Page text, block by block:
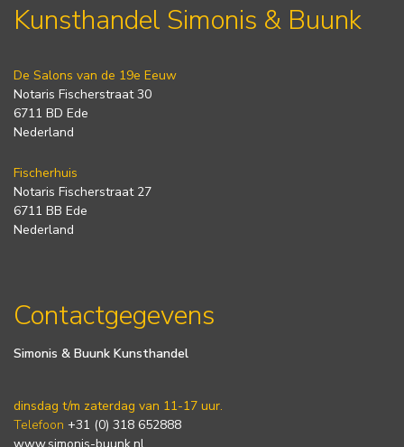
Kunsthandel Simonis & Buunk
De Salons van de 19e Eeuw
Notaris Fischerstraat 30
6711 BD Ede
Nederland
Fischerhuis
Notaris Fischerstraat 27
6711 BB Ede
Nederland
Contactgegevens
Simonis & Buunk Kunsthandel
dinsdag t/m zaterdag van 11-17 uur.
Telefoon +31 (0) 318 652888
www.simonis-buunk.nl